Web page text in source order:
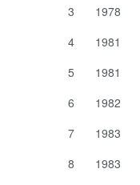
3
1978
4
1981
5
1981
6
1982
7
1983
8
1983